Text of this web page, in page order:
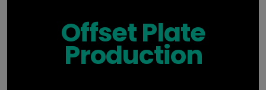
Offset Plate
Production